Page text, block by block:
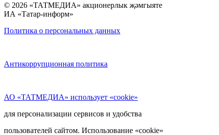
© 2026 «ТАТМЕДИА» акционерлык җәмгыяте
ИА «Татар-информ»
Политика о персональных данных
Антикоррупционная политика
АО «ТАТМЕДИА» использует «cookie»
для персонализации сервисов и удобства
пользователей сайтом. Использование «cookie»